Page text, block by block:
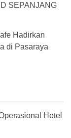
SEPANJANG
Hadirkan
di Pasaraya
Hotel